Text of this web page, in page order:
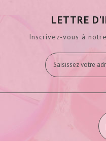
LETTRE
Inscrivez-vous à